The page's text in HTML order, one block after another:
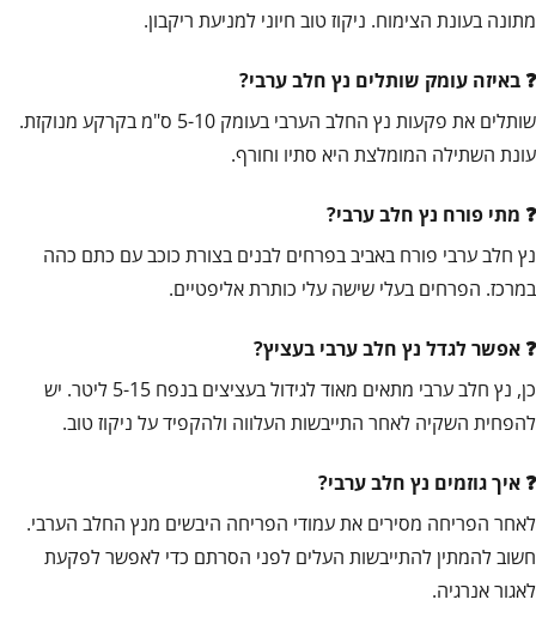
מתונה בעונת הצימוח. ניקוז טוב חיוני למניעת ריקבון.
באיזה עומק שותלים נץ חלב ערבי?
שותלים את פקעות נץ החלב הערבי בעומק 5-10 ס"מ בקרקע מנוקזת.
עונת השתילה המומלצת היא סתיו וחורף.
מתי פורח נץ חלב ערבי?
נץ חלב ערבי פורח באביב בפרחים לבנים בצורת כוכב עם כתם כהה
במרכז. הפרחים בעלי שישה עלי כותרת אליפטיים.
אפשר לגדל נץ חלב ערבי בעציץ?
כן, נץ חלב ערבי מתאים מאוד לגידול בעציצים בנפח 5-15 ליטר. יש
להפחית השקיה לאחר התייבשות העלווה ולהקפיד על ניקוז טוב.
איך גוזמים נץ חלב ערבי?
לאחר הפריחה מסירים את עמודי הפריחה היבשים מנץ החלב הערבי.
חשוב להמתין להתייבשות העלים לפני הסרתם כדי לאפשר לפקעת
לאגור אנרגיה.